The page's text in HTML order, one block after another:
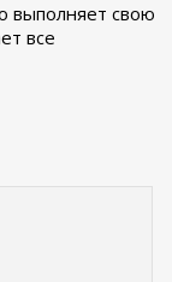
выполняет свою
все